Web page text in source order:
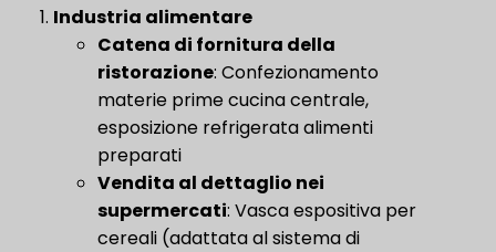
Industria alimentare
Catena di fornitura della
ristorazione​: Confezionamento
materie prime cucina centrale,
esposizione refrigerata alimenti
preparati
Vendita al dettaglio nei
supermercati​: Vasca espositiva per
cereali (adattata al sistema di